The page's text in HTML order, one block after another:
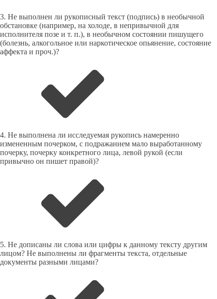
3. Не выполнен ли рукописный текст (подпись) в необычной
обстановке (например, на холоде, в непривычной для
исполнителя позе и т. п.), в необычном состоянии пишущего
(болезнь, алкогольное или наркотическое опьянение, состояние
аффекта и проч.)?
4. Не выполнена ли исследуемая рукопись намеренно
измененным почерком, с подражанием мало выработанному
почерку, почерку конкретного лица, левой рукой (если
привычно он пишет правой)?
5. Не дописаны ли слова или цифры к данному тексту другим
лицом? Не выполнены ли фрагменты текста, отдельные
документы разными лицами?